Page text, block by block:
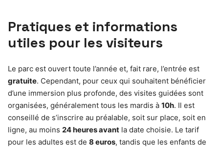
Pratiques et informations
utiles pour les visiteurs
Le parc est ouvert toute l’année et, fait rare, l’entrée est
gratuite. Cependant, pour ceux qui souhaitent bénéficier
d’une immersion plus profonde, des visites guidées sont
organisées, généralement tous les mardis à 10h. Il est
conseillé de s’inscrire au préalable, soit sur place, soit en
ligne, au moins 24 heures avant la date choisie. Le tarif
pour les adultes est de 8 euros, tandis que les enfants de